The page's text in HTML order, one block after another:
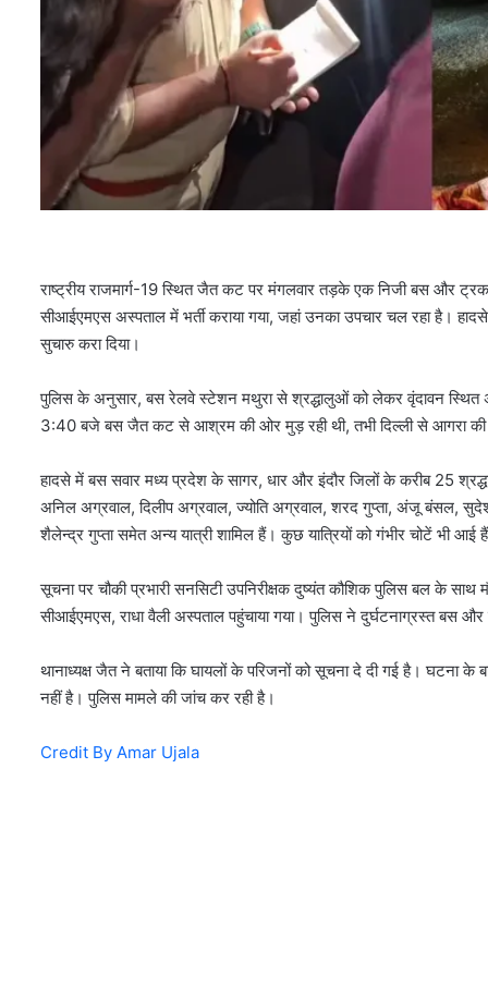
राष्ट्रीय राजमार्ग-19 स्थित जैत कट पर मंगलवार तड़के एक निजी बस और
सीआईएमएस अस्पताल में भर्ती कराया गया, जहां उनका उपचार चल रहा है।
सुचारु करा दिया।
पुलिस के अनुसार, बस रेलवे स्टेशन मथुरा से श्रद्धालुओं को लेकर वृंदावन
3:40 बजे बस जैत कट से आश्रम की ओर मुड़ रही थी, तभी दिल्ली से आगरा
हादसे में बस सवार मध्य प्रदेश के सागर, धार और इंदौर जिलों के करीब 25
अनिल अग्रवाल, दिलीप अग्रवाल, ज्योति अग्रवाल, शरद गुप्ता, अंजू बंसल,
शैलेन्द्र गुप्ता समेत अन्य यात्री शामिल हैं। कुछ यात्रियों को गंभीर चोटें भी आई
सूचना पर चौकी प्रभारी सनसिटी उपनिरीक्षक दुष्यंत कौशिक पुलिस बल के
सीआईएमएस, राधा वैली अस्पताल पहुंचाया गया। पुलिस ने दुर्घटनाग्रस्त बस
थानाध्यक्ष जैत ने बताया कि घायलों के परिजनों को सूचना दे दी गई है। घटना के
नहीं है। पुलिस मामले की जांच कर रही है।
Credit By Amar Ujala